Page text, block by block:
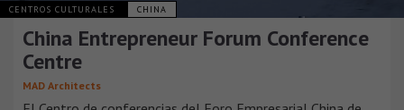
CENTROS CULTURALES CHINA
China Entrepreneur Forum Conference
Centre
MAD Architects